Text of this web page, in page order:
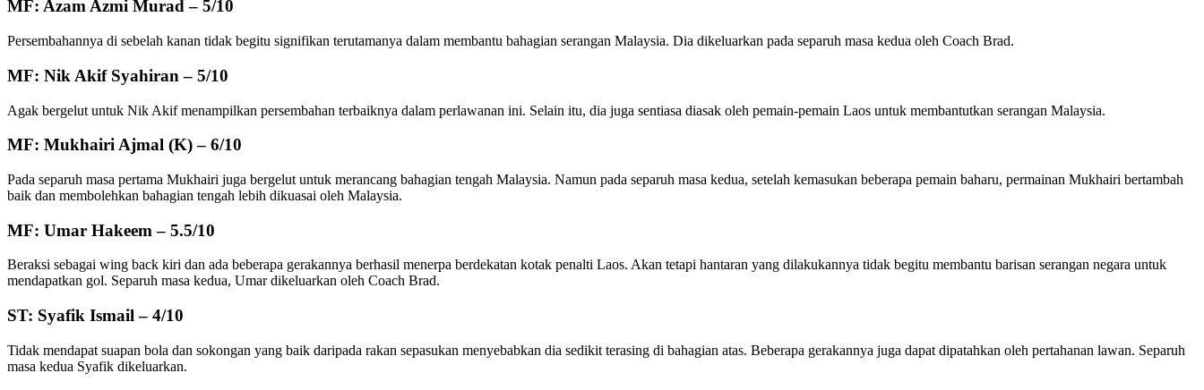
MF: Azam Azmi Murad – 5/10
Persembahannya di sebelah kanan tidak begitu signifikan terutamanya dalam membantu bahagian serangan Malaysia. Dia dikeluarkan pada separuh masa kedua oleh Coach Brad.
MF: Nik Akif Syahiran – 5/10
Agak bergelut untuk Nik Akif menampilkan persembahan terbaiknya dalam perlawanan ini. Selain itu, dia juga sentiasa diasak oleh pemain-pemain Laos untuk membantutkan serangan Malaysia.
MF: Mukhairi Ajmal (K) – 6/10
Pada separuh masa pertama Mukhairi juga bergelut untuk merancang bahagian tengah Malaysia. Namun pada separuh masa kedua, setelah kemasukan beberapa pemain baharu, permainan Mukhairi bertambah
baik dan membolehkan bahagian tengah lebih dikuasai oleh Malaysia.
MF: Umar Hakeem – 5.5/10
Beraksi sebagai wing back kiri dan ada beberapa gerakannya berhasil menerpa berdekatan kotak penalti Laos. Akan tetapi hantaran yang dilakukannya tidak begitu membantu barisan serangan negara untuk
mendapatkan gol. Separuh masa kedua, Umar dikeluarkan oleh Coach Brad.
ST: Syafik Ismail – 4/10
Tidak mendapat suapan bola dan sokongan yang baik daripada rakan sepasukan menyebabkan dia sedikit terasing di bahagian atas. Beberapa gerakannya juga dapat dipatahkan oleh pertahanan lawan. Separuh
masa kedua Syafik dikeluarkan.